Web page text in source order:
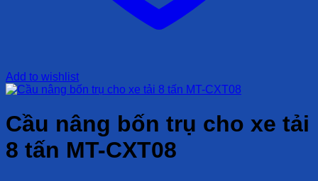
Add to wishlist
Cầu nâng bốn trụ cho xe tải
8 tấn MT-CXT08